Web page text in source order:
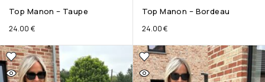
Top Manon – Taupe
24.00 €
Top Manon – Bordeau
24.00€